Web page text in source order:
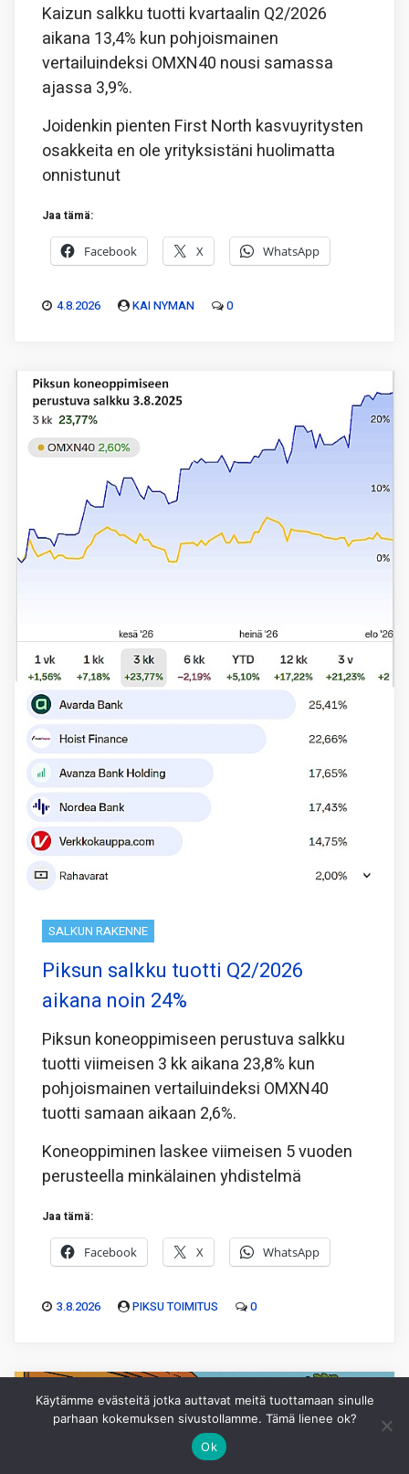
Kaizun salkku tuotti kvartaalin Q2/2026
aikana 13,4% kun pohjoismainen
vertailuindeksi OMXN40 nousi samassa
ajassa 3,9%.
Joidenkin pienten First North kasvuyritysten
osakkeita en ole yrityksistäni huolimatta
onnistunut
Jaa tämä:
Facebook X WhatsApp
4.8.2026 KAI NYMAN 0
SALKUN RAKENNE
Piksun salkku tuotti Q2/2026
aikana noin 24%
Piksun koneoppimiseen perustuva salkku
tuotti viimeisen 3 kk aikana 23,8% kun
pohjoismainen vertailuindeksi OMXN40
tuotti samaan aikaan 2,6%.
Koneoppiminen laskee viimeisen 5 vuoden
perusteella minkälainen yhdistelmä
Jaa tämä:
Facebook X WhatsApp
3.8.2026 PIKSU TOIMITUS 0
Käytämme evästeitä jotka auttavat meitä tuottamaan sinulle
parhaan kokemuksen sivustollamme. Tämä lienee ok?
Ok